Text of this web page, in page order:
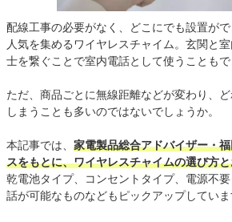
配線工事の必要がなく、どこにでも設置が
人気を集めるワイヤレスチャイム。玄関と
士を繋ぐことで室内電話として使うこともで
ただ、商品ごとに無線距離などが変わり、
しまうことも多いのではないでしょうか。
本記事では、 家電製品総合アドバイザー・
スをもとに、ワイヤレスチャイムの選び方
乾電池タイプ、コンセントタイプ、電源不
話が可能なものなどもピックアップしていま